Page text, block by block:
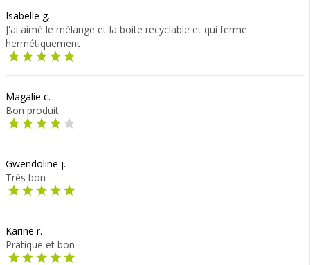
Isabelle g.
J'ai aimé le mélange et la boite recyclable et qui ferme
hermétiquement
Magalie c.
Bon produit
Gwendoline j.
Très bon
Karine r.
Pratique et bon